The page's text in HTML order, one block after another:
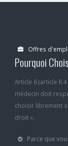
Offres
Pourquoi
Article 6 (article
médecin doit
choisir librement
droit ».
Parce que